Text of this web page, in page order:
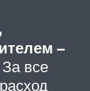
–
За все